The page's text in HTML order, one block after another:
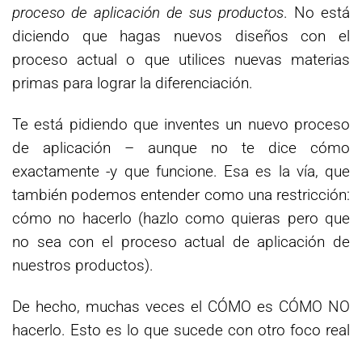
proceso de aplicación de sus productos. No está
diciendo que hagas nuevos diseños con el
proceso actual o que utilices nuevas materias
primas para lograr la diferenciación.
Te está pidiendo que inventes un nuevo proceso
de aplicación – aunque no te dice cómo
exactamente -y que funcione. Esa es la vía, que
también podemos entender como una restricción:
cómo no hacerlo (hazlo como quieras pero que
no sea con el proceso actual de aplicación de
nuestros productos).
De hecho, muchas veces el CÓMO es CÓMO NO
hacerlo. Esto es lo que sucede con otro foco real